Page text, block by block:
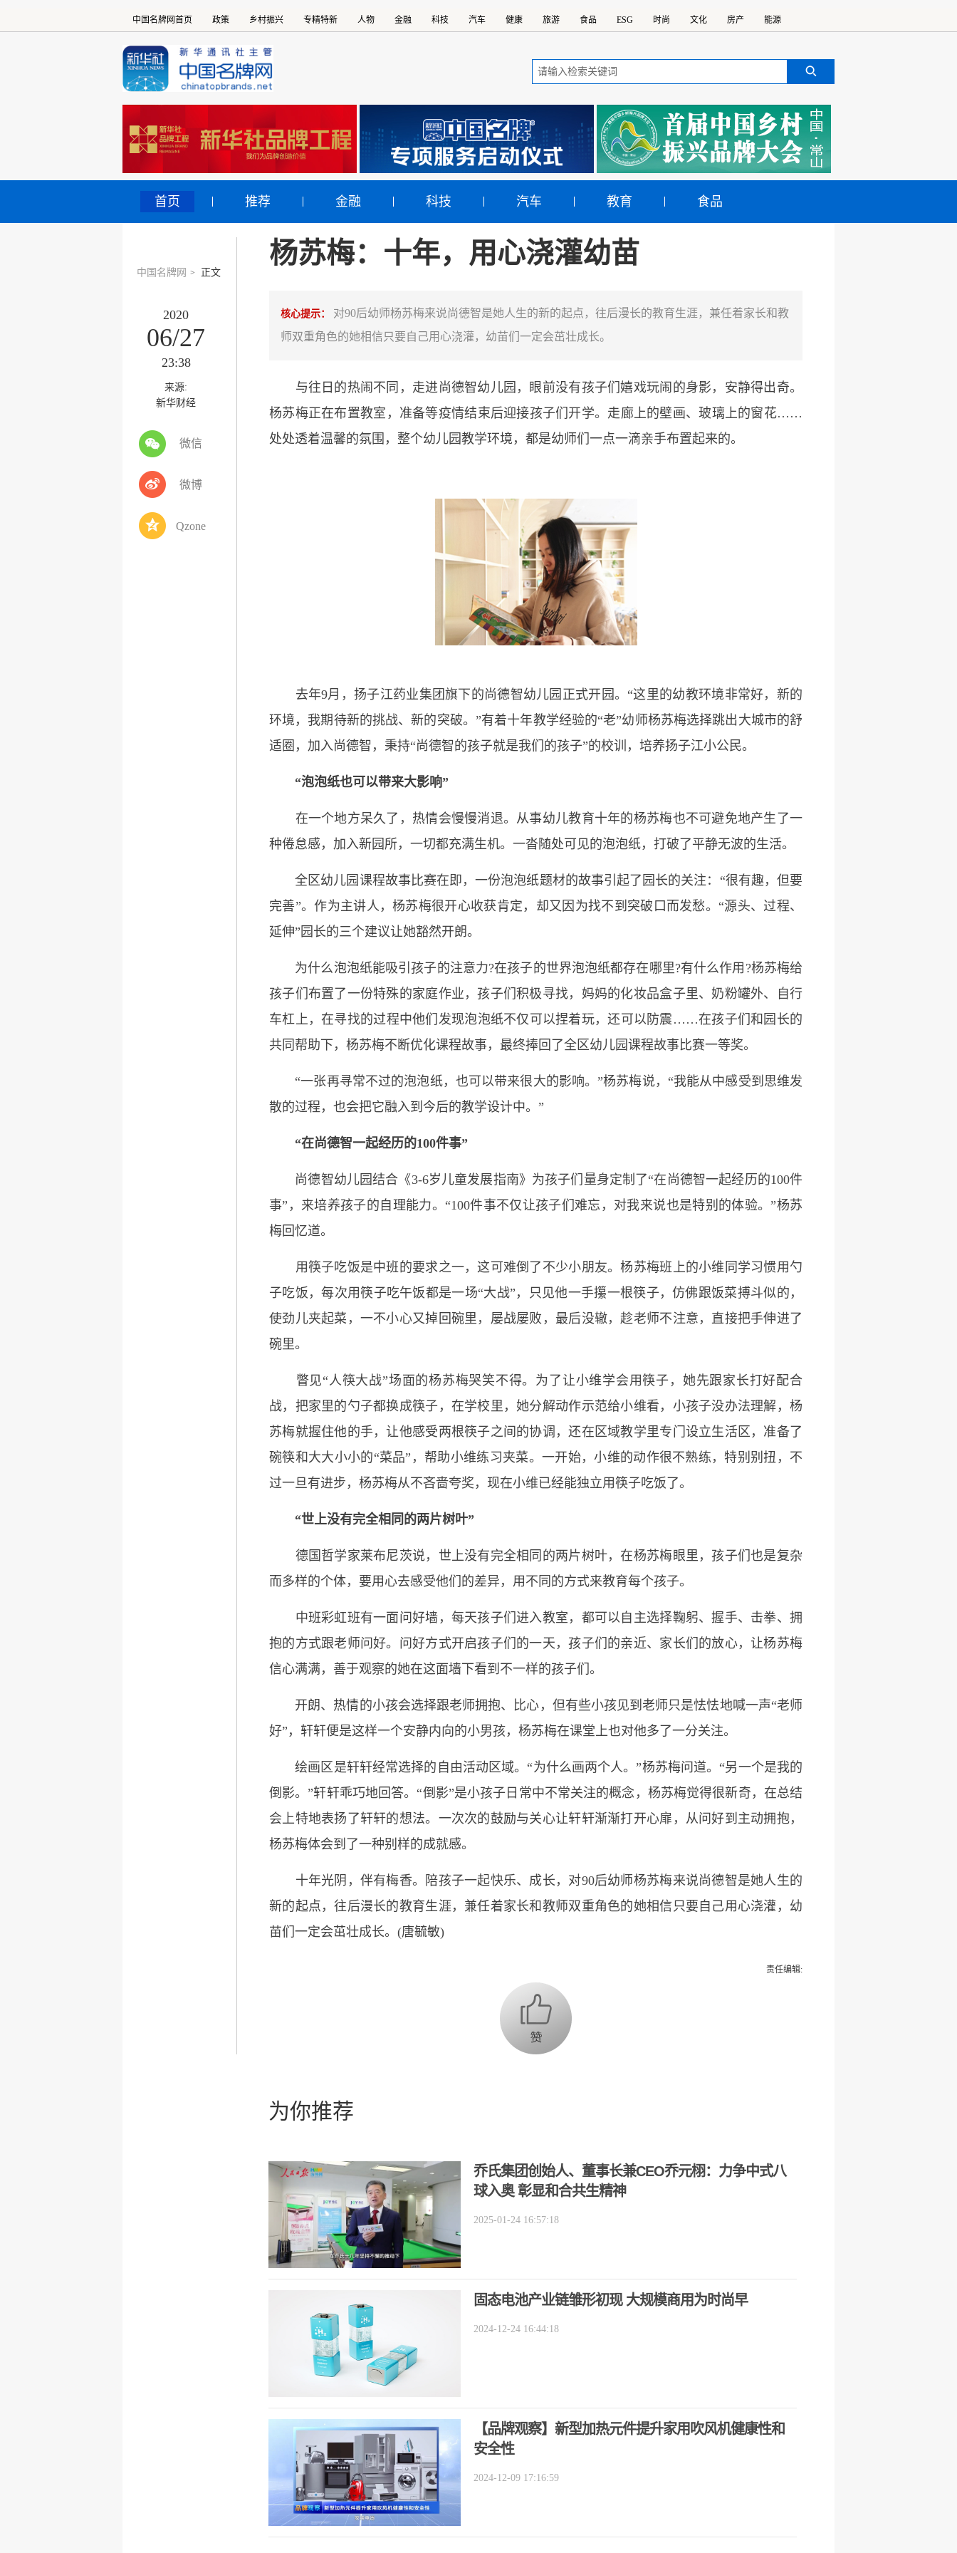
中国名牌网首页 政策 乡村振兴 专精特新 人物 金融 科技 汽车 健康 旅游 食品 ESG 时尚 文化 房产 能源
首页 推荐 金融 科技 汽车 教育 食品
中国名牌网 > 正文
2020
06/27
23:38
来源:
新华财经
微信
微博
Qzone
杨苏梅：十年，用心浇灌幼苗
核心提示： 对90后幼师杨苏梅来说尚德智是她人生的新的起点，往后漫长的教育生涯，兼任着家长和教
师双重角色的她相信只要自己用心浇灌，幼苗们一定会茁壮成长。
与往日的热闹不同，走进尚德智幼儿园，眼前没有孩子们嬉戏玩闹的身影，安静得出奇。
杨苏梅正在布置教室，准备等疫情结束后迎接孩子们开学。走廊上的壁画、玻璃上的窗花……
处处透着温馨的氛围，整个幼儿园教学环境，都是幼师们一点一滴亲手布置起来的。
去年9月，扬子江药业集团旗下的尚德智幼儿园正式开园。“这里的幼教环境非常好，新的
环境，我期待新的挑战、新的突破。”有着十年教学经验的“老”幼师杨苏梅选择跳出大城市的舒
适圈，加入尚德智，秉持“尚德智的孩子就是我们的孩子”的校训，培养扬子江小公民。
“泡泡纸也可以带来大影响”
在一个地方呆久了，热情会慢慢消退。从事幼儿教育十年的杨苏梅也不可避免地产生了一
种倦怠感，加入新园所，一切都充满生机。一沓随处可见的泡泡纸，打破了平静无波的生活。
全区幼儿园课程故事比赛在即，一份泡泡纸题材的故事引起了园长的关注：“很有趣，但要
完善”。作为主讲人，杨苏梅很开心收获肯定，却又因为找不到突破口而发愁。“源头、过程、
延伸”园长的三个建议让她豁然开朗。
为什么泡泡纸能吸引孩子的注意力?在孩子的世界泡泡纸都存在哪里?有什么作用?杨苏梅给
孩子们布置了一份特殊的家庭作业，孩子们积极寻找，妈妈的化妆品盒子里、奶粉罐外、自行
车杠上，在寻找的过程中他们发现泡泡纸不仅可以捏着玩，还可以防震……在孩子们和园长的
共同帮助下，杨苏梅不断优化课程故事，最终捧回了全区幼儿园课程故事比赛一等奖。
“一张再寻常不过的泡泡纸，也可以带来很大的影响。”杨苏梅说，“我能从中感受到思维发
散的过程，也会把它融入到今后的教学设计中。”
“在尚德智一起经历的100件事”
尚德智幼儿园结合《3-6岁儿童发展指南》为孩子们量身定制了“在尚德智一起经历的100件
事”，来培养孩子的自理能力。“100件事不仅让孩子们难忘，对我来说也是特别的体验。”杨苏
梅回忆道。
用筷子吃饭是中班的要求之一，这可难倒了不少小朋友。杨苏梅班上的小维同学习惯用勺
子吃饭，每次用筷子吃午饭都是一场“大战”，只见他一手攥一根筷子，仿佛跟饭菜搏斗似的，
使劲儿夹起菜，一不小心又掉回碗里，屡战屡败，最后没辙，趁老师不注意，直接把手伸进了
碗里。
瞥见“人筷大战”场面的杨苏梅哭笑不得。为了让小维学会用筷子，她先跟家长打好配合
战，把家里的勺子都换成筷子，在学校里，她分解动作示范给小维看，小孩子没办法理解，杨
苏梅就握住他的手，让他感受两根筷子之间的协调，还在区域教学里专门设立生活区，准备了
碗筷和大大小小的“菜品”，帮助小维练习夹菜。一开始，小维的动作很不熟练，特别别扭，不
过一旦有进步，杨苏梅从不吝啬夸奖，现在小维已经能独立用筷子吃饭了。
“世上没有完全相同的两片树叶”
德国哲学家莱布尼茨说，世上没有完全相同的两片树叶，在杨苏梅眼里，孩子们也是复杂
而多样的个体，要用心去感受他们的差异，用不同的方式来教育每个孩子。
中班彩虹班有一面问好墙，每天孩子们进入教室，都可以自主选择鞠躬、握手、击拳、拥
抱的方式跟老师问好。问好方式开启孩子们的一天，孩子们的亲近、家长们的放心，让杨苏梅
信心满满，善于观察的她在这面墙下看到不一样的孩子们。
开朗、热情的小孩会选择跟老师拥抱、比心，但有些小孩见到老师只是怯怯地喊一声“老师
好”，轩轩便是这样一个安静内向的小男孩，杨苏梅在课堂上也对他多了一分关注。
绘画区是轩轩经常选择的自由活动区域。“为什么画两个人。”杨苏梅问道。“另一个是我的
倒影。”轩轩乖巧地回答。“倒影”是小孩子日常中不常关注的概念，杨苏梅觉得很新奇，在总结
会上特地表扬了轩轩的想法。一次次的鼓励与关心让轩轩渐渐打开心扉，从问好到主动拥抱，
杨苏梅体会到了一种别样的成就感。
十年光阴，伴有梅香。陪孩子一起快乐、成长，对90后幼师杨苏梅来说尚德智是她人生的
新的起点，往后漫长的教育生涯，兼任着家长和教师双重角色的她相信只要自己用心浇灌，幼
苗们一定会茁壮成长。(唐毓敏)
责任编辑:
为你推荐
乔氏集团创始人、董事长兼CEO乔元栩：力争中式八
球入奥 彰显和合共生精神
2025-01-24 16:57:18
固态电池产业链雏形初现 大规模商用为时尚早
2024-12-24 16:44:18
【品牌观察】新型加热元件提升家用吹风机健康性和
安全性
2024-12-09 17:16:59